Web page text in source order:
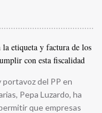
etiqueta y factura de los
con esta fiscalidad
portavoz del PP en
Pepa Luzardo, ha
que empresas